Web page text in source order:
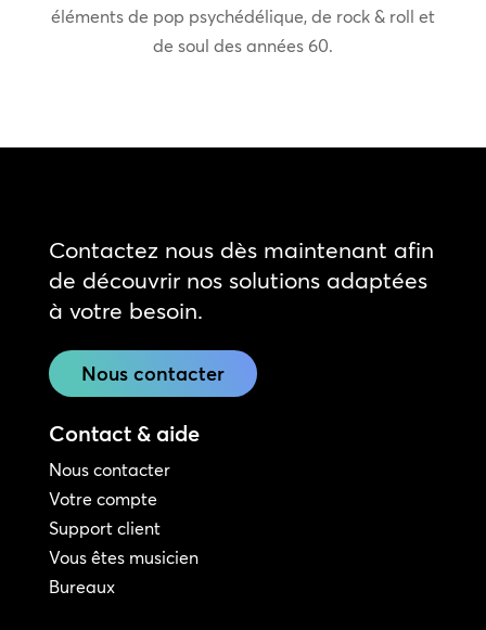
éléments de pop psychédélique, de rock & roll et
de soul des années 60.
Contactez nous dès maintenant afin
de découvrir nos solutions adaptées
à votre besoin.
Nous contacter
Contact & aide
Nous contacter
Votre compte
Support client
Vous êtes musicien
Bureaux